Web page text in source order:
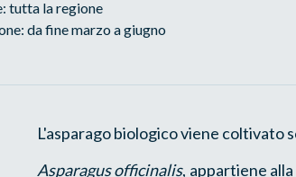
tutta la regione
da fine marzo a giugno
L'asparago biologico viene
Asparagus officinalis, appartiene